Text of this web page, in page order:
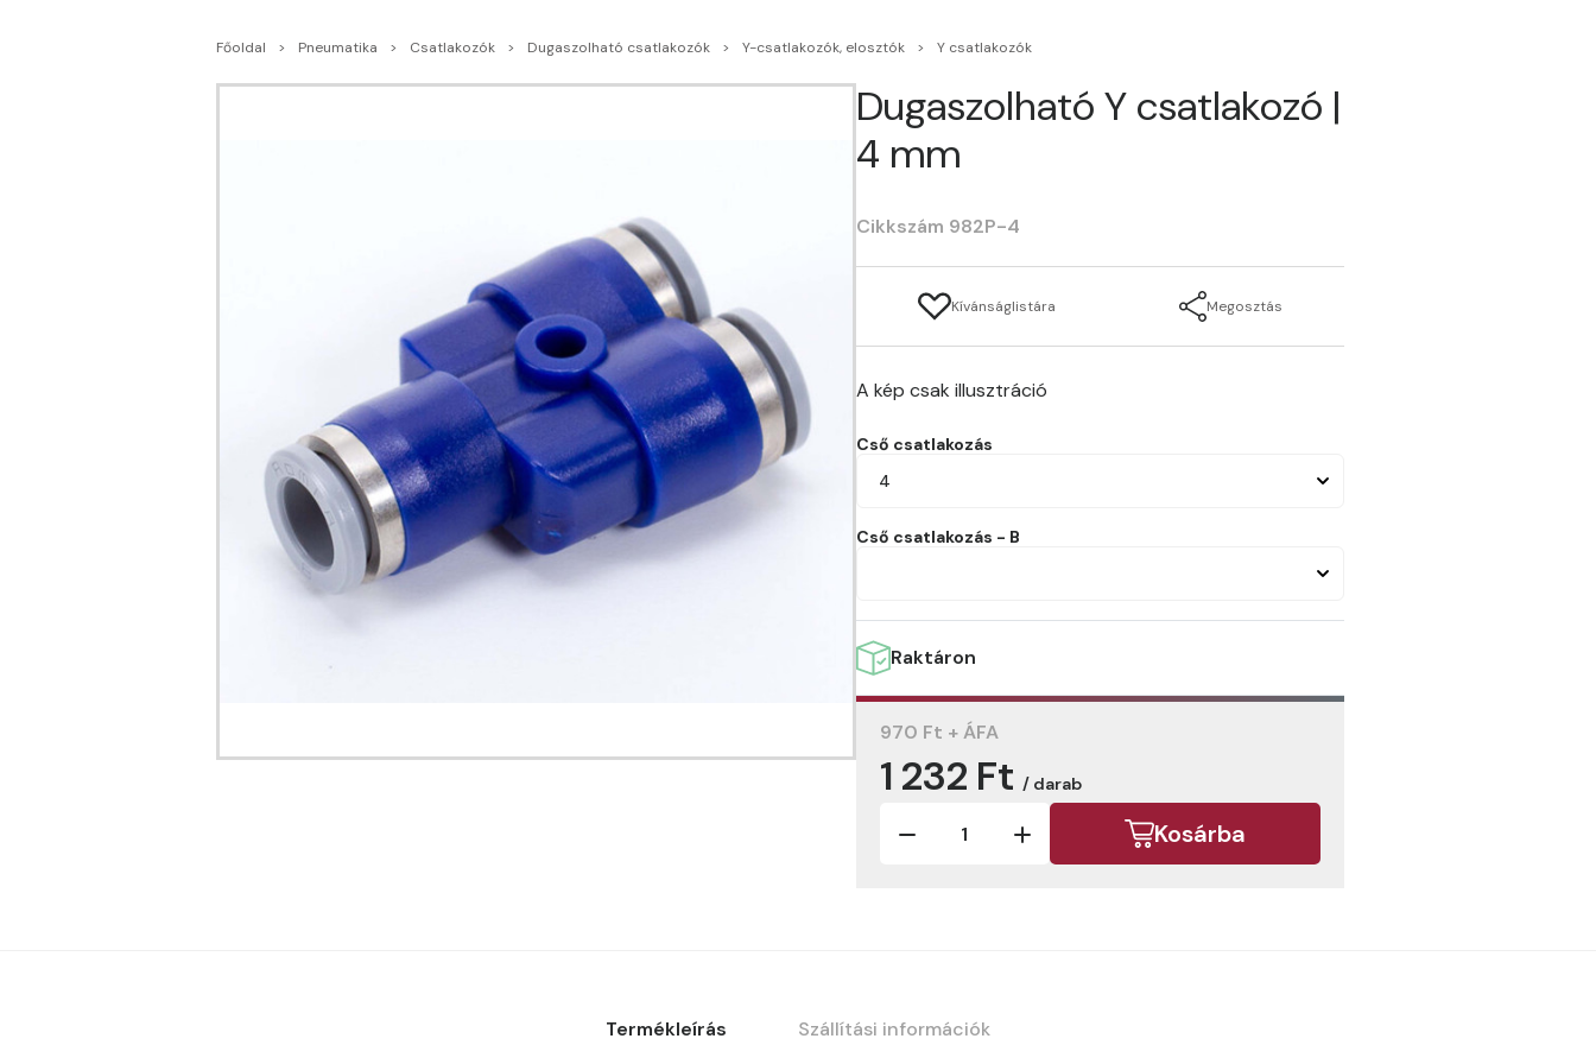
Főoldal Pneumatika Csatlakozók Dugaszolható csatlakozók Y-csatlakozók, elosztók Y csatlakozók
Dugaszolható Y csatlakozó |
4 mm
Cikkszám 982P-4
Kívánságlistára Megosztás
A kép csak illusztráció
Cső csatlakozás
4
Cső csatlakozás - B
Raktáron
970 Ft + ÁFA
1 232 Ft / darab
Kosárba
Termékleírás Szállítási információk